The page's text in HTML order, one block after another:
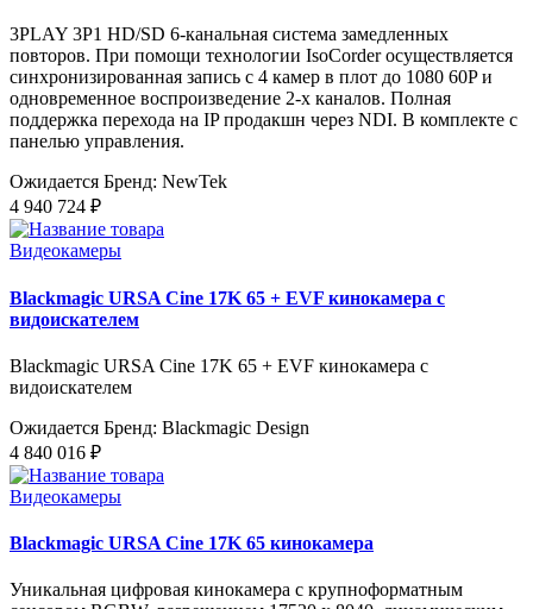
3PLAY 3P1 HD/SD 6-канальная система замедленных
повторов. При помощи технологии IsoCorder осуществляется
синхронизированная запись с 4 камер в плот до 1080 60P и
одновременное воспроизведение 2-х каналов. Полная
поддержка перехода на IP продакшн через NDI. В комплекте с
панелью управления.
Ожидается Бренд: NewTek
4 940 724 ₽
Видеокамеры
Blackmagic URSA Cine 17K 65 + EVF кинокамера с
видоискателем
Blackmagic URSA Cine 17K 65 + EVF кинокамера с
видоискателем
Ожидается Бренд: Blackmagic Design
4 840 016 ₽
Видеокамеры
Blackmagic URSA Cine 17K 65 кинокамера
Уникальная цифровая кинокамера с крупноформатным